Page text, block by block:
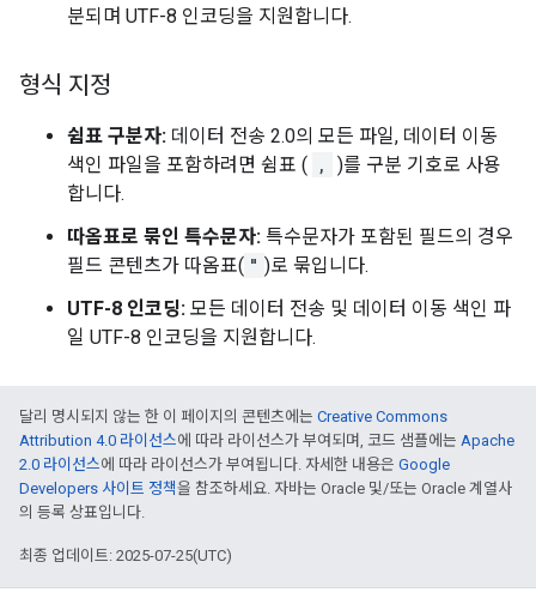
분되며 UTF-8 인코딩을 지원합니다.
형식 지정
쉼표 구분자: 데이터 전송 2.0의 모든 파일, 데이터 이동
색인 파일을 포함하려면 쉼표 ( ,
)를 구분 기호로 사용
합니다.
따옴표로 묶인 특수문자: 특수문자가 포함된 필드의 경우
필드 콘텐츠가 따옴표( " )로 묶입니다.
UTF-8 인코딩: 모든 데이터 전송 및 데이터 이동 색인 파
일 UTF-8 인코딩을 지원합니다.
달리 명시되지 않는 한 이 페이지의 콘텐츠에는 Creative Commons
Attribution 4.0 라이선스에 따라 라이선스가 부여되며, 코드 샘플에는 Apache
2.0 라이선스에 따라 라이선스가 부여됩니다. 자세한 내용은 Google
Developers 사이트 정책을 참조하세요. 자바는 Oracle 및/또는 Oracle 계열사
의 등록 상표입니다.
최종 업데이트: 2025-07-25(UTC)